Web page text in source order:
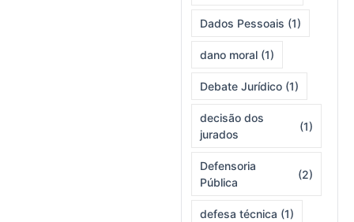
Dados Pessoais (1)
dano moral (1)
Debate Jurídico (1)
decisão dos
jurados
(1)
Defensoria
Pública
(2)
defesa técnica (1)